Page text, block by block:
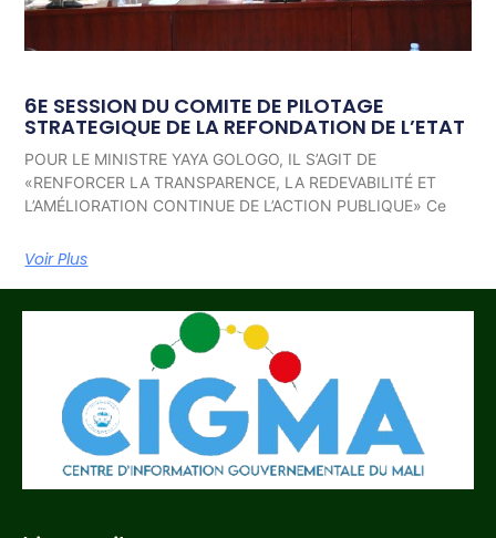
6E SESSION DU COMITE DE PILOTAGE
STRATEGIQUE DE LA REFONDATION DE L’ETAT
POUR LE MINISTRE YAYA GOLOGO, IL S’AGIT DE
«RENFORCER LA TRANSPARENCE, LA REDEVABILITÉ ET
L’AMÉLIORATION CONTINUE DE L’ACTION PUBLIQUE» Ce
Voir Plus